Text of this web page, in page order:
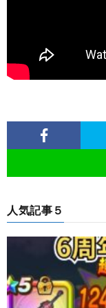
人気記事５